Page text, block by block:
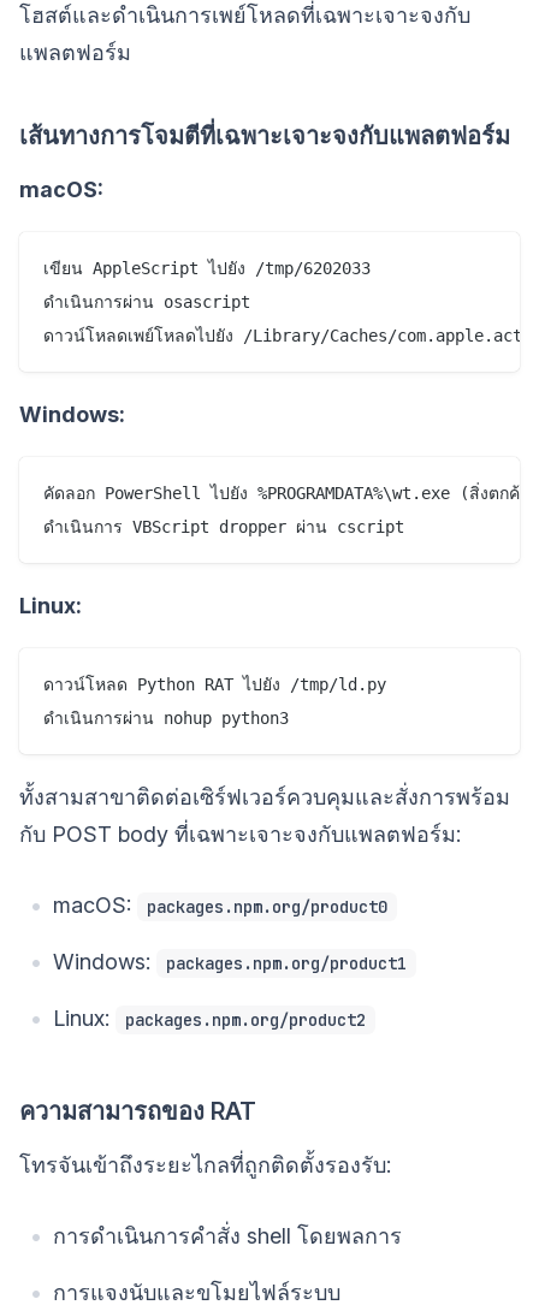
โฮสต์และดำเนินการเพย์โหลดที่เฉพาะเจาะจงกับ
แพลตฟอร์ม
เส้นทางการโจมตีที่เฉพาะเจาะจงกับแพลตฟอร์ม
macOS:
เขียน AppleScript ไปยัง /tmp/6202033
ดำเนินการผ่าน osascript
Windows:
คัดลอก PowerShell ไปยัง %PROGRAMDATA%\wt.exe (สิ่งตกค้า
Linux:
ดาวน์โหลด Python RAT ไปยัง /tmp/ld.py
ทั้งสามสาขาติดต่อเซิร์ฟเวอร์ควบคุมและสั่งการพร้อม
กับ POST body ที่เฉพาะเจาะจงกับแพลตฟอร์ม:
macOS: packages.npm.org/product0
Windows: packages.npm.org/product1
Linux: packages.npm.org/product2
ความสามารถของ RAT
โทรจันเข้าถึงระยะไกลที่ถูกติดตั้งรองรับ:
การดำเนินการคำสั่ง shell โดยพลการ
การแจงนับและขโมยไฟล์ระบบ